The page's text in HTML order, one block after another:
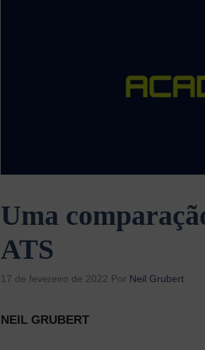
Uma
ATS
17 de fevereiro de 2022 Por Neil Grubert
NEIL GRUBERT